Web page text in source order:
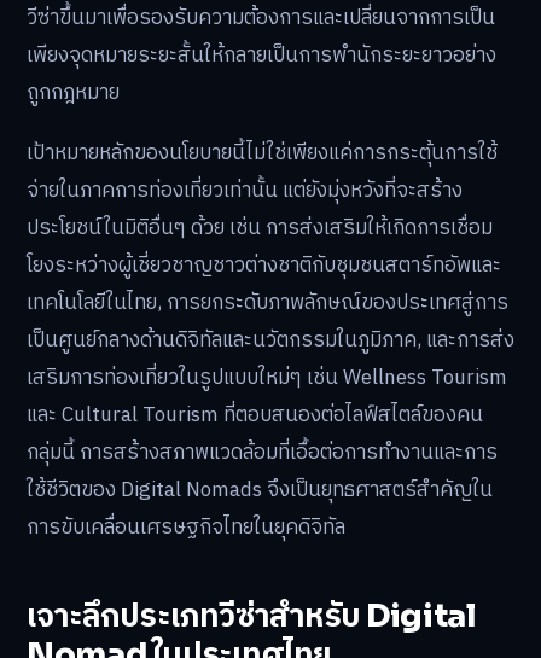
วีซ่าขึ้นมาเพื่อรองรับความต้องการและเปลี่ยนจากการเป็น
เพียงจุดหมายระยะสั้นให้กลายเป็นการพำนักระยะยาวอย่าง
ถูกกฎหมาย
เป้าหมายหลักของนโยบายนี้ไม่ใช่เพียงแค่การกระตุ้นการใช้
จ่ายในภาคการท่องเที่ยวเท่านั้น แต่ยังมุ่งหวังที่จะสร้าง
ประโยชน์ในมิติอื่นๆ ด้วย เช่น การส่งเสริมให้เกิดการเชื่อม
โยงระหว่างผู้เชี่ยวชาญชาวต่างชาติกับชุมชนสตาร์ทอัพและ
เทคโนโลยีในไทย, การยกระดับภาพลักษณ์ของประเทศสู่การ
เป็นศูนย์กลางด้านดิจิทัลและนวัตกรรมในภูมิภาค, และการส่ง
เสริมการท่องเที่ยวในรูปแบบใหม่ๆ เช่น Wellness Tourism
และ Cultural Tourism ที่ตอบสนองต่อไลฟ์สไตล์ของคน
กลุ่มนี้ การสร้างสภาพแวดล้อมที่เอื้อต่อการทำงานและการ
ใช้ชีวิตของ Digital Nomads จึงเป็นยุทธศาสตร์สำคัญใน
การขับเคลื่อนเศรษฐกิจไทยในยุคดิจิทัล
เจาะลึกประเภทวีซ่าสำหรับ Digital